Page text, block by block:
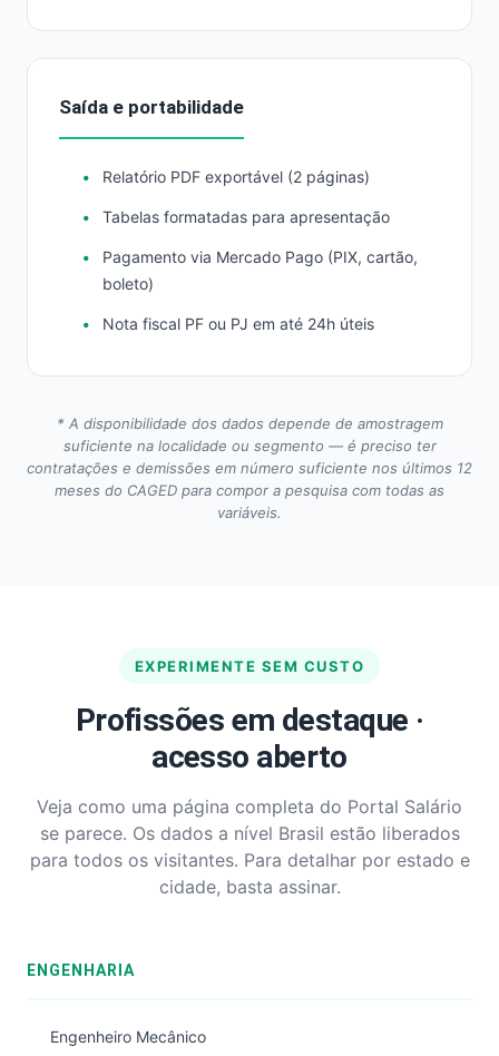
Saída e portabilidade
Relatório PDF exportável (2 páginas)
Tabelas formatadas para apresentação
Pagamento via Mercado Pago (PIX, cartão,
boleto)
Nota fiscal PF ou PJ em até 24h úteis
* A disponibilidade dos dados depende de amostragem
suficiente na localidade ou segmento — é preciso ter
contratações e demissões em número suficiente nos últimos 12
meses do CAGED para compor a pesquisa com todas as
variáveis.
EXPERIMENTE SEM CUSTO
Profissões em destaque ·
acesso aberto
Veja como uma página completa do Portal Salário
se parece. Os dados a nível Brasil estão liberados
para todos os visitantes. Para detalhar por estado e
cidade, basta assinar.
ENGENHARIA
Engenheiro Mecânico